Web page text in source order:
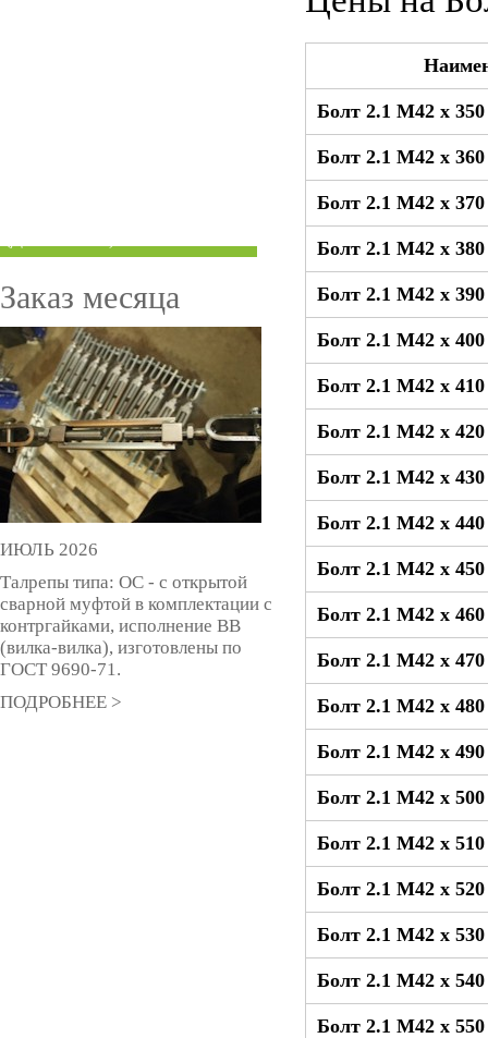
Болт 2.1 М42 x
Болт 2.1 М42 x
Болт 2.1 М42 x
Болт 2.1 М42 x
Болт 2.1 М42 x
Болт 2.1 М42 x
Болт 2.1 М42 x
Болт 2.1 М42 x
Болт 2.1 М42 x
Болт 2.1 М42 x
Болт 2.1 М42 x
Болт 2.1 М42 x
Болт 2.1 М42 x
Болт 2.1 М42 x
Болт 2.1 М42 x
Болт 2.1 М42 x
Болт 2.1 М42 x
Болт 2.1 М42 x
Болт 2.1 М42 x
Болт 2.1 М42 x
Болт 2.1 М42 x
Заказ месяца
ИЮЛЬ 2026
Талрепы типа: ОС - с открытой
сварной муфтой в комплектации с
контргайками, исполнение ВВ
(вилка-вилка), изготовлены по
ГОСТ 9690-71.
ПОДРОБНЕЕ >